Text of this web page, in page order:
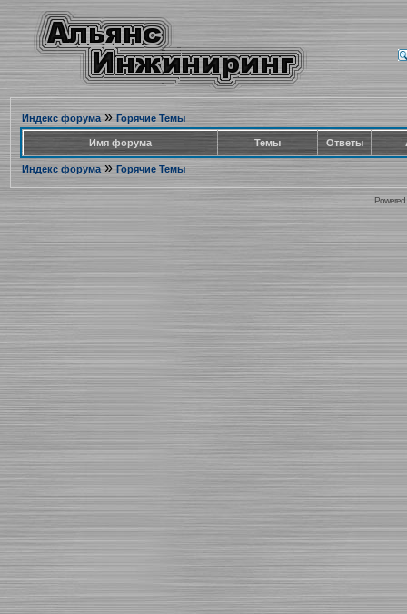
Индекс форума» Горячие Темы
Имя форума Темы Ответы
Индекс форума» Горячие Темы